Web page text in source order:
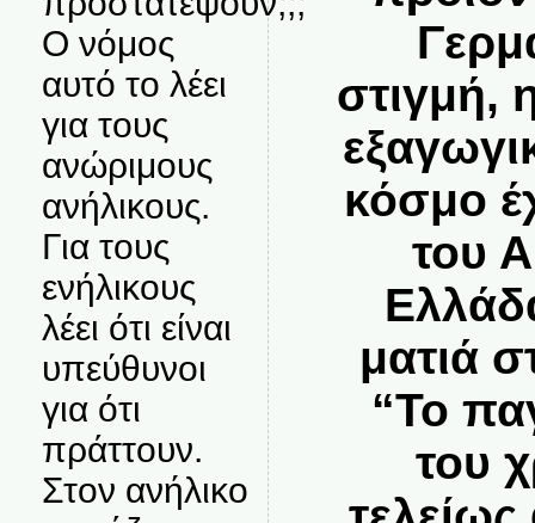
Ο νόμος
αυτό το λέει
για τους
ανώριμους
ανήλικους.
Για τους
ενήλικους
λέει ότι είναι
υπεύθυνοι
για ότι
πράττουν.
Στον ανήλικο
στιγμή,
κόσμο
του
ματιά
“Το
του